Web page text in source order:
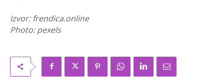
Izvor: frendica.online
Photo: pexels